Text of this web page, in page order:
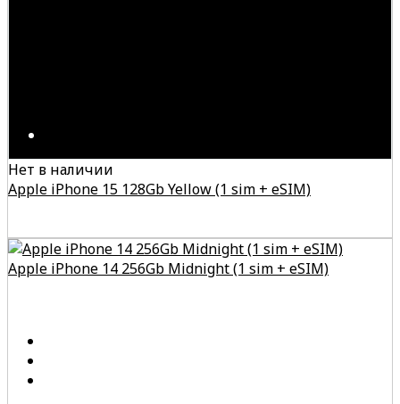
Нет в наличии
Apple iPhone 15 128Gb Yellow (1 sim + eSIM)
Apple iPhone 14 256Gb Midnight (1 sim + eSIM)